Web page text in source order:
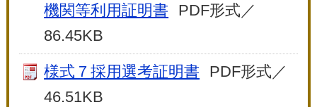
機関等利用証明書
PDF形式／
86.45KB
様式７採用選考証明書
PDF形式／
46.51KB